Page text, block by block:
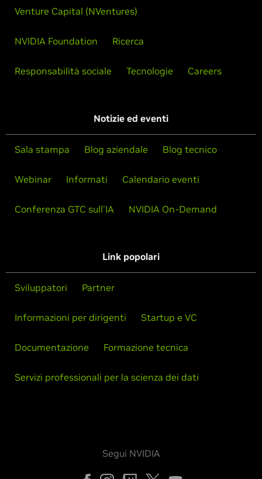
Venture Capital (NVentures)
NVIDIA Foundation Ricerca
Responsabilità sociale Tecnologie Careers
Notizie ed eventi
Sala stampa Blog aziendale Blog tecnico
Webinar Informati Calendario eventi
Conferenza GTC sull'IA NVIDIA On-Demand
Link popolari
Sviluppatori Partner
Informazioni per dirigenti Startup e VC
Documentazione Formazione tecnica
Servizi professionali per la scienza dei dati
Segui NVIDIA